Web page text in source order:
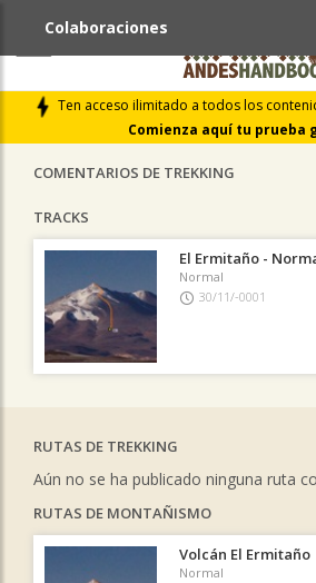
Ten acceso ilimitado a todos los
Comienza aquí tu prueba
Colaboraciones
ÚLTIMAS COLABORACIONES PUBLICADAS
LIBROS DE CUMBRES
COMENTARIOS DE TREKKING
TRACKS
El Ermitaño -
Normal
30/11/-0001
RUTAS DE TREKKING
Aún no se ha publicado ninguna ruta
RUTAS DE MONTAÑISMO
Volcán El Ermitaño
Normal